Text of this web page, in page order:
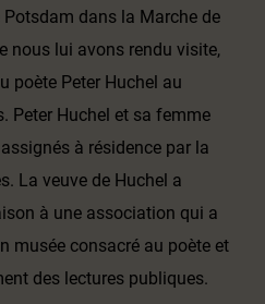
dans la Marche de
nous lui avons rendu visite,
poète Peter Huchel au
Peter Huchel et sa femme
à résidence par la
La veuve de Huchel a
à une association qui a
musée consacré au poète et
des lectures publiques.